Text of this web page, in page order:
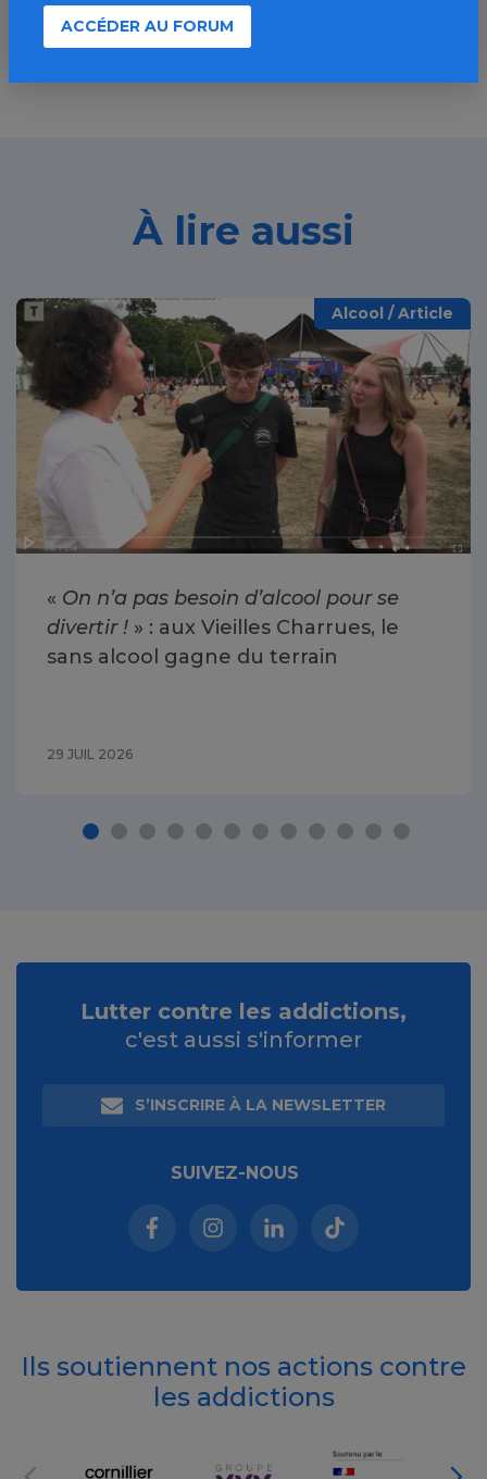
Découvrir
À lire aussi
Alcool / Article
« On n’a pas besoin d’alcool pour se
divertir ! » : aux Vieilles Charrues, le
sans alcool gagne du terrain
29 JUIL 2026
ACCÉDER AU FORUM
Lutter contre les addictions,
c'est aussi s'informer
S’INSCRIRE À LA NEWSLETTER
SUIVEZ-NOUS
Facebook (nouvelle fenêtre)
Instagram (nouvelle fenêtre)
Linkedin (nouvelle
Tiktok (nouvelle
Ils soutiennent nos actions contre
les addictions